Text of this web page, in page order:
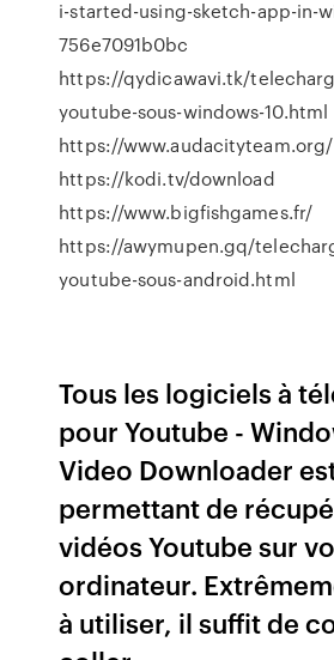
i-started-using-sketch-app-in-
756e7091b0bc
https://qydicawavi.tk/
youtube-sous-windows-10.html
https://www.audacityteam.org/
https://kodi.tv/download
https://www.bigfishgames.fr/
https://awymupen.gq/
youtube-sous-android.html
Tous les logiciels à
pour Youtube -
Video Downloader
permettant de
vidéos Youtube sur
ordinateur.
à utiliser, il suffit de